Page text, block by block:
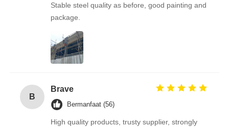
Stable steel quality as before, good painting and
package.
B
Brave
Bermanfaat (56)
High quality products, trusty supplier, strongly